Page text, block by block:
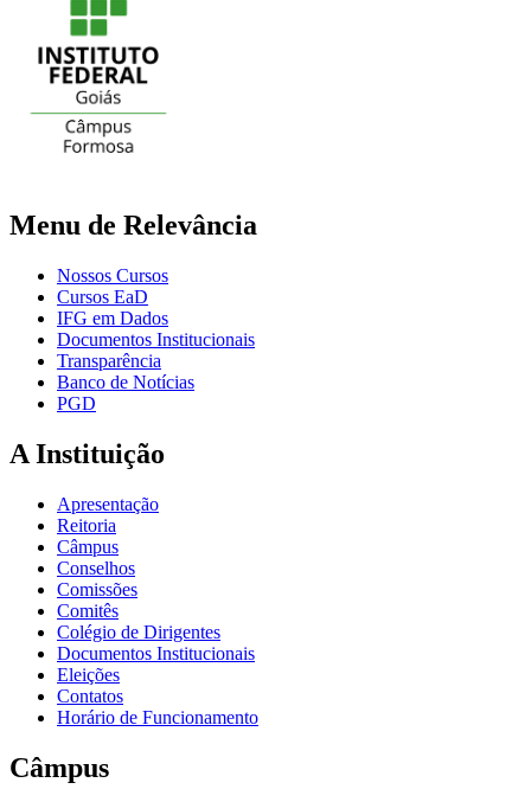
Menu de Relevância
Nossos Cursos
Cursos EaD
IFG em Dados
Documentos Institucionais
Transparência
Banco de Notícias
PGD
A Instituição
Apresentação
Reitoria
Câmpus
Conselhos
Comissões
Comitês
Colégio de Dirigentes
Documentos Institucionais
Eleições
Contatos
Horário de Funcionamento
Câmpus